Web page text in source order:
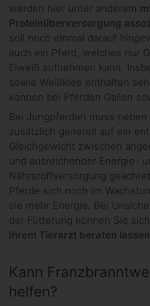
werden hier unter anderem
Proteinüberversorgung
soll noch einmal darauf
auch ein Pferd, welches nur
Eiweiß aufnehmen kann.
sowie Weißklee enthalten
können bei Pferden Gallen
Bei Jungpferden muss
zusätzlich generell auf ein
Gleichgewicht zwischen
und ausreichender Energie-
Nährstoffversorgung
Pferde sich noch im
sie mehr Energie. Bei
der Fütterung können Sie
Ihrem Tierarzt beraten lassen
Kann
helfen?